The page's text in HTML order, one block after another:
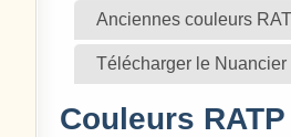
Anciennes couleurs
Télécharger le Nuancier
Couleurs RATP